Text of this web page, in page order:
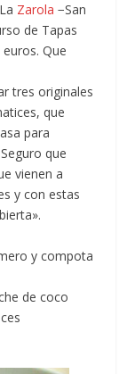
Zarola −San
de Tapas
Que
tres originales
que
para
que
vienen a
y con estas
y compota
de coco